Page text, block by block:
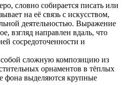
словно собирается писать или
на её связь с искусством,
деятельностью. Выражение
взгляд направлен вдаль, что
сосредоточенности и
сложную композицию из
орнаментов в тёплых
фона выделяются крупные